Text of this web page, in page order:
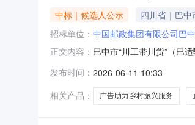
中标｜候选人公示 四川省｜巴中
招标单位： 中国邮政集团有限公司巴
正文内容： 巴中市“川工带川货”（巴
电商行业和消费者代表，
分100分），从主体资格
发布时间： 2026-06-11 10:33
相关产品：
广告助力乡村振兴服务